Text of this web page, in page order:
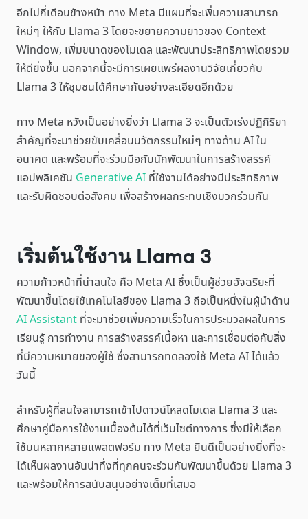
อีกไม่กี่เดือนข้างหน้า ทาง Meta มีแผนที่จะเพิ่มความสามารถ
ใหม่ๆ ให้กับ Llama 3 โดยจะขยายความยาวของ Context
Window, เพิ่มขนาดของโมเดล และพัฒนาประสิทธิภาพโดยรวม
ให้ดียิ่งขึ้น นอกจากนี้จะมีการเผยแพร่ผลงานวิจัยเกี่ยวกับ
Llama 3 ให้ชุมชนได้ศึกษากันอย่างละเอียดอีกด้วย
ทาง Meta หวังเป็นอย่างยิ่งว่า Llama 3 จะเป็นตัวเร่งปฏิกิริยา
สำคัญที่จะมาช่วยขับเคลื่อนนวัตกรรมใหม่ๆ ทางด้าน AI ใน
อนาคต และพร้อมที่จะร่วมมือกับนักพัฒนาในการสร้างสรรค์
แอปพลิเคชัน Generative AI ที่ใช้งานได้อย่างมีประสิทธิภาพ
และรับผิดชอบต่อสังคม เพื่อสร้างผลกระทบเชิงบวกร่วมกัน
เริ่มต้นใช้งาน Llama 3
ความก้าวหน้าที่น่าสนใจ คือ Meta AI ซึ่งเป็นผู้ช่วยอัจฉริยะที่
พัฒนาขึ้นโดยใช้เทคโนโลยีของ Llama 3 ถือเป็นหนึ่งในผู้นำด้าน
AI Assistant ที่จะมาช่วยเพิ่มความเร็วในการประมวลผลในการ
เรียนรู้ การทำงาน การสร้างสรรค์เนื้อหา และการเชื่อมต่อกับสิ่ง
ที่มีความหมายของผู้ใช้ ซึ่งสามารถทดลองใช้ Meta AI ได้แล้ว
วันนี้
สำหรับผู้ที่สนใจสามารถเข้าไปดาวน์โหลดโมเดล Llama 3 และ
ศึกษาคู่มือการใช้งานเบื้องต้นได้ที่เว็บไซต์ทางการ ซึ่งมีให้เลือก
ใช้บนหลากหลายแพลตฟอร์ม ทาง Meta ยินดีเป็นอย่างยิ่งที่จะ
ได้เห็นผลงานอันน่าทึ่งที่ทุกคนจะร่วมกันพัฒนาขึ้นด้วย Llama 3
และพร้อมให้การสนับสนุนอย่างเต็มที่เสมอ